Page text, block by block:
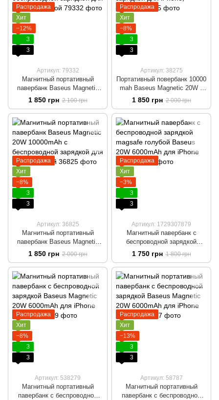
Распродажа
Хит
−12%
3
3
Артикул: 79332
Магнитный портативный
павербанк Baseus Magnetic
20W 10000mAh с
беспроводной зарядкой для
iPhone Голубой
1 850 грн 2 100 грн
Распродажа
Хит
−8%
3
3
Артикул: 38275
Портативный повербанк 10000
mah Baseus Magnetic 20W с
беспроводной зарядкой для
iPhone, черный
1 850 грн 2 000 грн
Распродажа
Хит
−8%
3
3
Артикул: 36825
Магнитный портативный
павербанк Baseus Magnetic
20W 10000mAh с
беспроводной зарядкой для
iPhone Белый
1 850 грн 2 000 грн
Распродажа
Хит
−3%
3
3
Артикул: 1729307879
Магнитный павербанк с
беспроводной зарядкой
magsafe голубой Baseus 20W
6000mAh для iPhone
1 750 грн 1 800 грн
Распродажа
Хит
−8%
3
3
Артикул: 538279
Магнитный портативный
павербанк с беспроводной
Распродажа
Хит
−13%
3
3
Артикул: 58787
Магнитный портативный
павербанк с беспроводной